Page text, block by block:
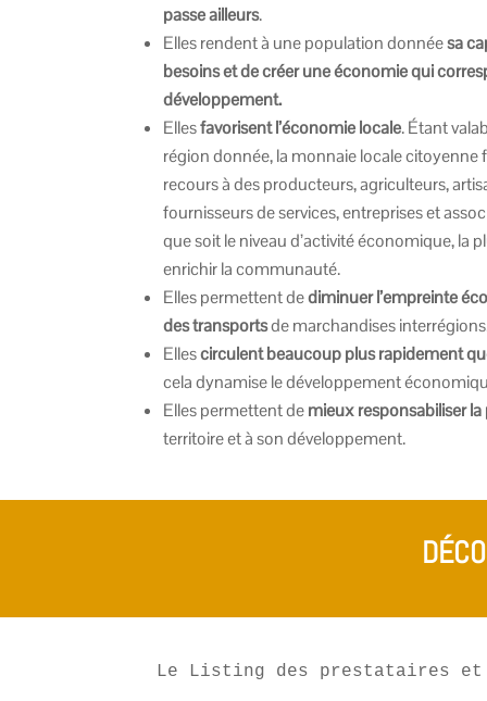
passe ailleurs.
Elles rendent à une population donnéesa
besoins et de créer une économie qui
développement.
Ellesfavorisent l’économie locale. Étant
région donnée, la monnaie locale citoyenne
recours à des producteurs, agriculteurs,
fournisseurs de services, entreprises et
que soit le niveau d’activité économique, la
enrichir la communauté.
Elles permettent dediminuer l’empreinte
des transportsde marchandises
Ellescirculent beaucoup plus rapidement
cela dynamise le développement
Elles permettent demieux responsabiliser
territoire et à son développement.
Le Listing des prestataires